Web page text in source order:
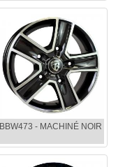
BBW473 - MACHINÉ NOIR